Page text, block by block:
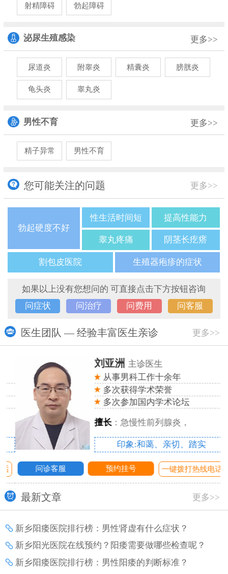
射精障碍 勃起障碍
泌尿生殖感染 更多>>
尿道炎 附睾炎 精囊炎 膀胱炎
龟头炎 睾丸炎
男性不育 更多>>
精子异常 男性不育
您可能关注的问题 更多>>
勃起硬度不好
性生活时间短 提高性能力
睾丸疼痛 阴茎长疙瘩
割包皮医院 生殖器疱疹的症状
如果以上没有您想问的 可直接点击下方按钮咨询
问症状
问治疗 问费用 问客服
医生团队 — 经验丰富医生亲诊 更多>>
刘亚洲主诊医生
从事男科工作十余年
多次获得学术荣誉
多次参加国内学术论坛
擅长：急慢性前列腺炎，
印象:和蔼、亲切、踏实
问诊客服 预约挂号 一键拨打热线电话
最新文章 更多>>
新乡阳痿医院排行榜：男性肾虚有什么症状？
新乡阳光医院在线预约？阳痿需要做哪些检查呢？
新乡阳痿医院排行榜：男性阳痿的判断标准？